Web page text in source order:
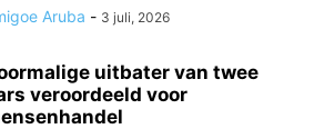
Aruba - 3 juli, 2026
uitbater van twee
veroordeeld voor